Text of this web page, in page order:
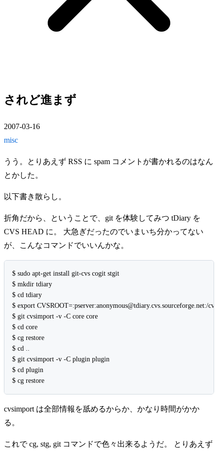
されど進まず
2007-03-16
misc
うう。とりあえず RSS に spam コメントが書かれるのはなん
とかした。
以下書き散らし。
折角だから、ということで、git を体験してみつ tDiary を
CVS HEAD に。 大急ぎだったのでいまいち分かってない
が、こんなコマンドでいいんかな。
$ sudo apt-get install git-cvs cogit stgit
$ mkdir tdiary
$ cd tdiary
$ export CVSROOT=:pserver:anonymous@tdiary.cvs.sourceforge.net:/
$ git cvsimport -v -C core core
$ cd core
$ cg restore
$ cd ..
$ git cvsimport -v -C plugin plugin
$ cd plugin
cvsimport は全部情報を舐めるからか、かなり時間がかか
る。
これで cg, stg, git コマンドで色々出来るようだ。 とりあえず